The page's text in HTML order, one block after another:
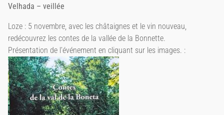
Velhada – veillée
Loze : 5 novembre, avec les châtaignes et le vin nouveau,
redécouvrez les contes de la vallée de la Bonnette.
Présentation de l’événement en cliquant sur les images. :